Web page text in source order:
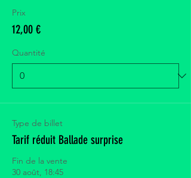
Prix
12,00 €
Quantité
Type de billet
Tarif réduit Ballade surprise
Fin de la vente
30 août, 18:45